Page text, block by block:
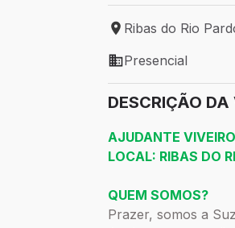
Local de trabalho:
Ribas do Rio
Modelo de trabalho:
Presencial
DESCRIÇÃO DA
AJUDANTE VIVEIRO
LOCAL: RIBAS DO
QUEM SOMOS?
Prazer, somos a